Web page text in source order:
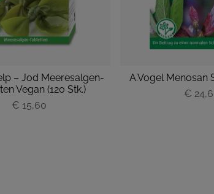
– Jod Meeresalgen-
Vegan (120 Stk.)
€ 15,60
A.Vogel Menosan
€
P
r